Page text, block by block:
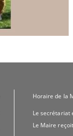
Horaire de la
Le secrétariat
Le Maire